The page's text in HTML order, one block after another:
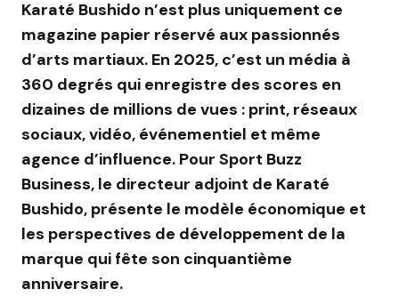
Karaté Bushido n’est plus uniquement ce
magazine papier réservé aux passionnés
d’arts martiaux. En 2025, c’est un média à
360 degrés qui enregistre des scores en
dizaines de millions de vues : print, réseaux
sociaux, vidéo, événementiel et même
agence d’influence. Pour Sport Buzz
Business, le directeur adjoint de Karaté
Bushido, présente le modèle économique et
les perspectives de développement de la
marque qui fête son cinquantième
anniversaire.